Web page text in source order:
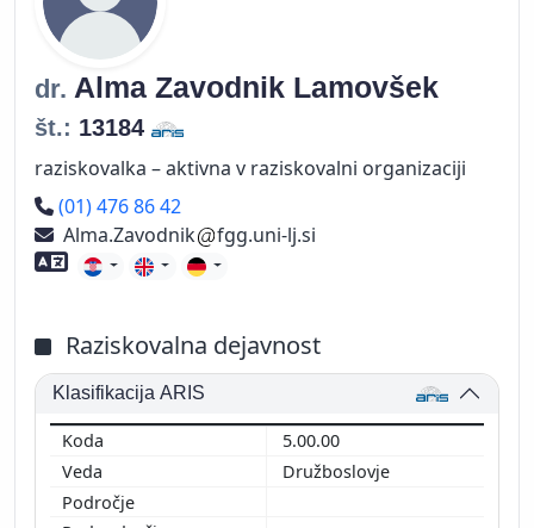
dr. Alma Zavodnik Lamovšek
št.: 13184
raziskovalka – aktivna v raziskovalni organizaciji
Telefon
(01) 476 86 42
Alma.Zavodnik
fgg.uni-lj.si
Znanje tujih jezikov
Raziskovalna dejavnost
Klasifikacija ARIS
5.00.00
Družboslovje